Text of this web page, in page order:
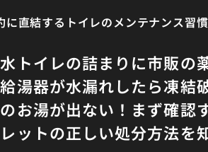
に直結するトイレのメンテナンス習慣
トイレの詰まりに市販の
湯器が水漏れしたら凍結
お湯が出ない！まず確認
ットの正しい処分方法を